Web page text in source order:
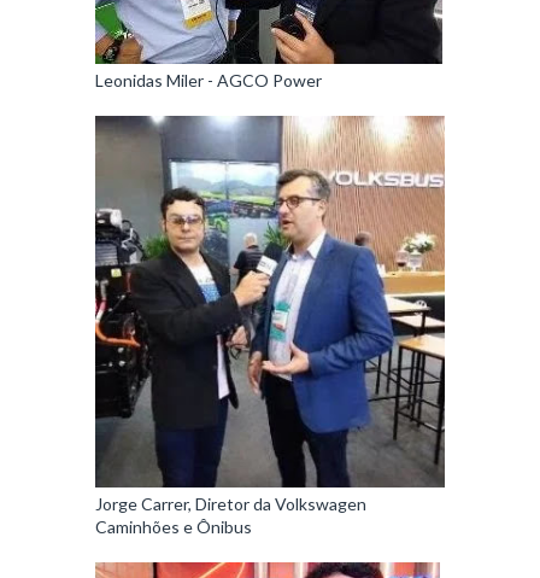
Leonidas Miler - AGCO Power
Jorge Carrer, Diretor da Volkswagen
Caminhões e Ônibus